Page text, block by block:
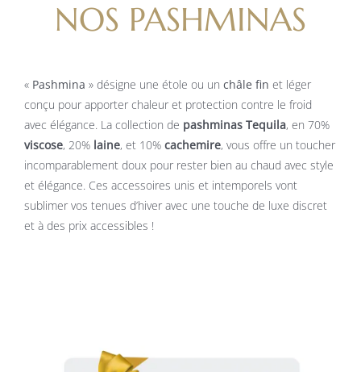
NOS PASHMINAS
« Pashmina » désigne une étole ou un châle fin et léger
conçu pour apporter chaleur et protection contre le froid
avec élégance. La collection de pashminas Tequila, en 70%
viscose, 20% laine, et 10% cachemire, vous offre un toucher
incomparablement doux pour rester bien au chaud avec style
et élégance. Ces accessoires unis et intemporels vont
sublimer vos tenues d’hiver avec une touche de luxe discret
et à des prix accessibles !